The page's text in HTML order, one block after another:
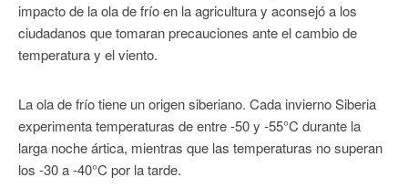
impacto de la ola de frío en la agricultura y aconsejó a los
ciudadanos que tomaran precauciones ante el cambio de
temperatura y el viento.
La ola de frío tiene un origen siberiano. Cada invierno Siberia
experimenta temperaturas de entre -50 y -55°C durante la
larga noche ártica, mientras que las temperaturas no superan
los -30 a -40°C por la tarde.